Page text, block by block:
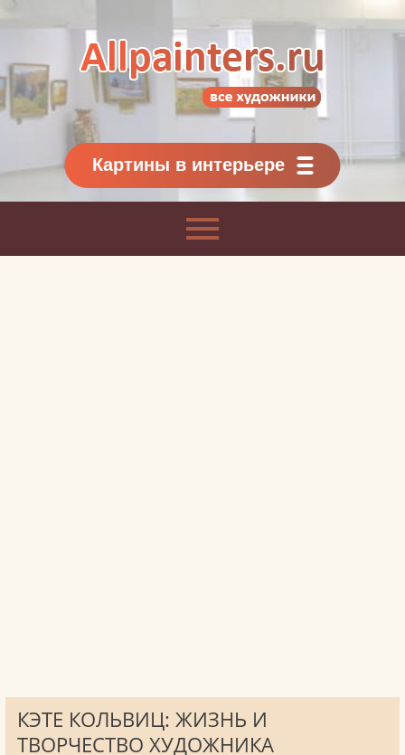
Картины классиков
и современников
Картины в интерьере
КЭТЕ КОЛЬВИЦ: ЖИЗНЬ И
ТВОРЧЕСТВО ХУДОЖНИКА